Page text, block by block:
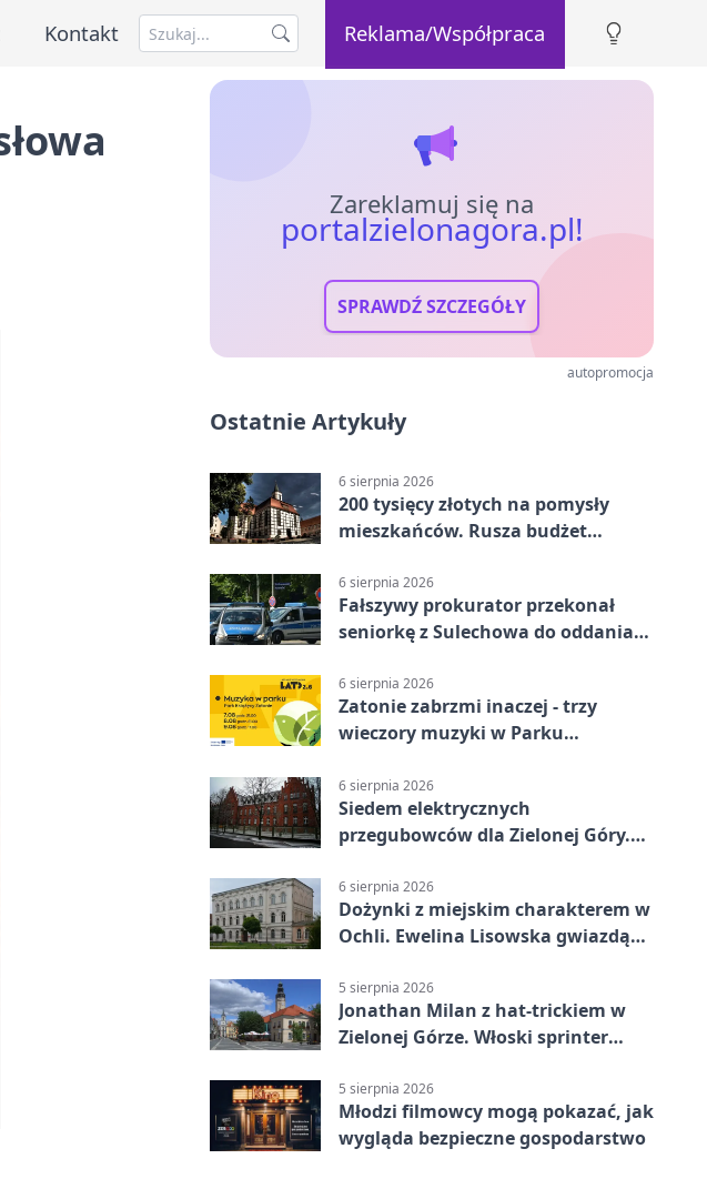
Kontakt Reklama/Współpraca
Zareklamuj się na
portalzielonagora.pl!
SPRAWDŹ SZCZEGÓŁY
autopromocja
Ostatnie Artykuły
6 sierpnia 2026
200 tysięcy złotych na pomysły
mieszkańców. Rusza budżet
6 sierpnia 2026
Fałszywy prokurator przekonał
seniorkę z Sulechowa do oddania
6 sierpnia 2026
Zatonie zabrzmi inaczej - trzy
wieczory muzyki w Parku
6 sierpnia 2026
Siedem elektrycznych
przegubowców dla Zielonej Góry.
6 sierpnia 2026
Dożynki z miejskim charakterem w
Ochli. Ewelina Lisowska gwiazdą
5 sierpnia 2026
Jonathan Milan z hat-trickiem w
Zielonej Górze. Włoski sprinter
5 sierpnia 2026
Młodzi filmowcy mogą pokazać, jak
wygląda bezpieczne gospodarstwo